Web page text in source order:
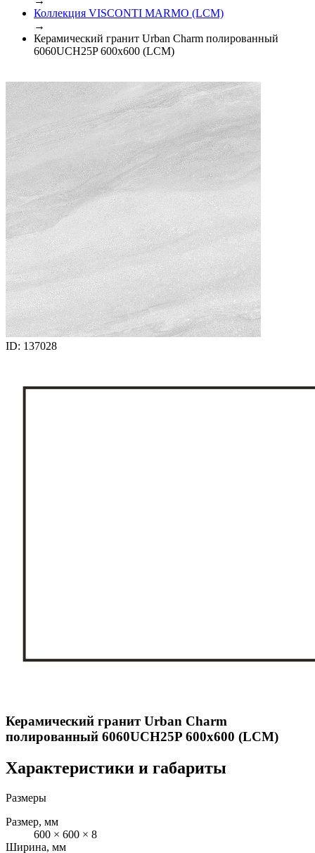
Коллекция VISCONTI MARMO (LCM)
→
Керамический гранит Urban Сharm полированный
6060UCH25P 600x600 (LCM)
ID: 137028
Керамический гранит Urban Сharm
полированный 6060UCH25P 600x600 (LCM)
Характеристики и габариты
Размеры
Размер, мм
600 × 600 × 8
Ширина, мм